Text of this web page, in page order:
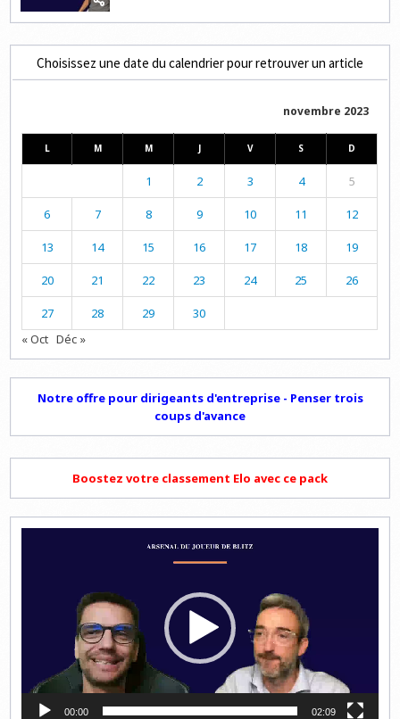
Choisissez une date du calendrier pour retrouver un article
novembre 2023
L M M J V S D
1 2 3 4 5
6 7 8 9 10 11 12
13 14 15 16 17 18 19
20 21 22 23 24 25 26
27 28 29
30
« Oct Déc »
Notre offre pour dirigeants d'entreprise - Penser trois
coups d'avance
Boostez votre classement Elo avec ce pack
00:00 02:09